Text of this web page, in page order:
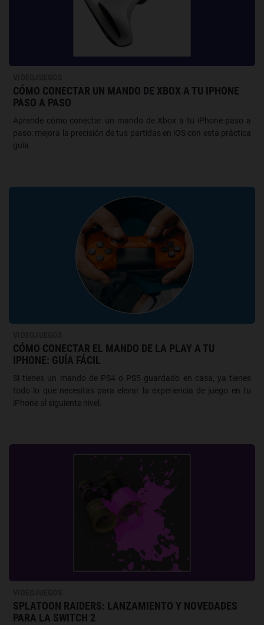
CÓMO CONECTAR UN MANDO DE XBOX A TU IPHONE
PASO A PASO
Aprende cómo conectar un mando de Xbox a tu iPhone paso a
paso: mejora la precisión de tus partidas en iOS con esta práctica
guía.
CÓMO CONECTAR EL MANDO DE LA PLAY A TU
IPHONE: GUÍA FÁCIL
Si tienes un mando de PS4 o PS5 guardado en casa, ya tienes
todo lo que necesitas para elevar la experiencia de juego en tu
iPhone al siguiente nivel.
SPLATOON RAIDERS: LANZAMIENTO Y NOVEDADES
PARA LA SWITCH 2